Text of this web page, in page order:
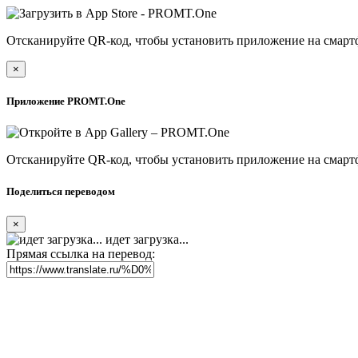
Отсканируйте QR-код, чтобы установить приложение на
×
Приложение PROMT.One
Отсканируйте QR-код, чтобы установить приложение на
Поделиться переводом
×
идет загрузка...
Прямая ссылка на перевод: